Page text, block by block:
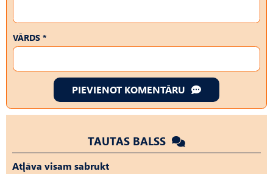
VĀRDS *
PIEVIENOT KOMENTĀRU
TAUTAS BALSS
Atļāva visam sabrukt